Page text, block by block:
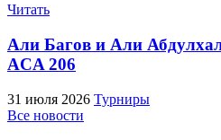
Читать
Али Багов и Али
ACA 206
31 июля 2026 Турниры
Все новости